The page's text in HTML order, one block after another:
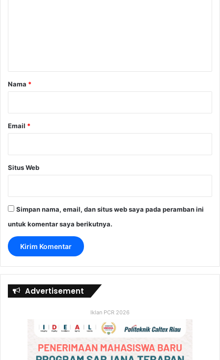
r
Nama *
Email *
Situs Web
Simpan nama, email, dan situs web saya pada peramban ini
untuk komentar saya berikutnya.
Advertisement
Iklan PCR 2026